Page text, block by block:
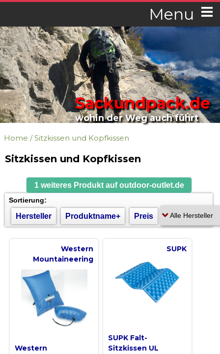
Menu
Sackundpack.de
wohin der Weg auch führt
Home /Sitzkissen und Kopfkissen
Sitzkissen und Kopfkissen
1 weiteres Produkt auf outdoor-outlet.de
Sortierung:
Hersteller Produktname+ Preis
Western
Mountaineering
Western
SUPK
SUPK Falt-
Sitzkissen UL